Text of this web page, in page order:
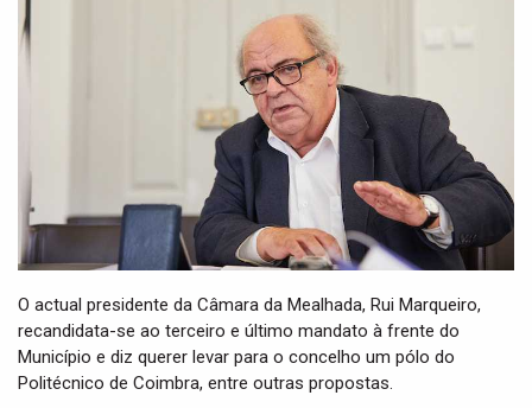
O actual presidente da Câmara da Mealhada, Rui Marqueiro,
recandidata-se ao terceiro e último mandato à frente do
Município e diz querer levar para o concelho um pólo do
Politécnico de Coimbra, entre outras propostas.